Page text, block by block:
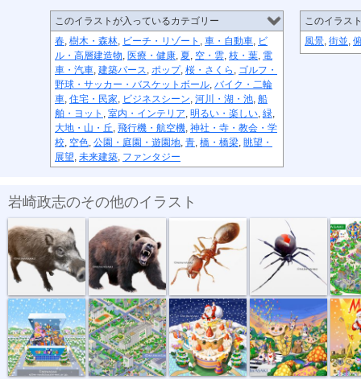
このイラストが入っているカテゴリー
春, 樹木・森林, ビーチ・リゾート , 車・自動車, ビ
ル・高層建造物, 医療・健康, 夏, 空・雲, 枝・葉, 電
車・汽車, 建築パース, ポップ, 桜・さくら , ゴルフ・
野球・サッカー・バスケットボール, バイク・二輪
車, 住宅・民家, ビジネスシーン, 河川・湖・池, 船
舶・ヨット , 室内・インテリア, 明るい・楽しい, 緑,
大地・山・丘, 飛行機・航空機, 神社・寺・教会・学
校, 空色, 公園・庭園・遊園地, 青, 橋・橋梁, 眺望・
展望, 未来建築, ファンタジー
このイラス
風景, 街並,
岩崎政志のその他のイラスト
危険生物・イ... 危険生物・クマ 危険生物・ヒ...
トイザラスポ... マンション・... サンタとクリ... 音楽会のパレ... メリ